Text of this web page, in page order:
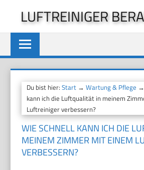
springen
LUFTREINIGER
Du bist hier:Start →Wartung & Pflege →
kann ich die Luftqualität in meinem
Luftreiniger verbessern?
WIE SCHNELL KANN ICH DIE
MEINEM ZIMMER MIT EINEM
VERBESSERN?